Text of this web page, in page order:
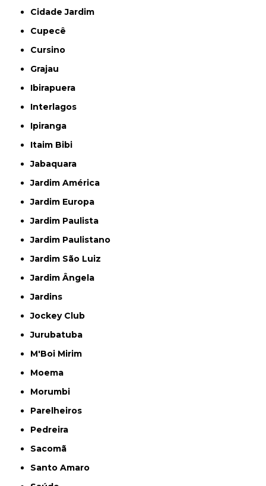
Cidade Jardim
Cupecê
Cursino
Grajau
Ibirapuera
Interlagos
Ipiranga
Itaim Bibi
Jabaquara
Jardim América
Jardim Europa
Jardim Paulista
Jardim Paulistano
Jardim São Luiz
Jardim Ângela
Jardins
Jockey Club
Jurubatuba
M'Boi Mirim
Moema
Morumbi
Parelheiros
Pedreira
Sacomã
Santo Amaro